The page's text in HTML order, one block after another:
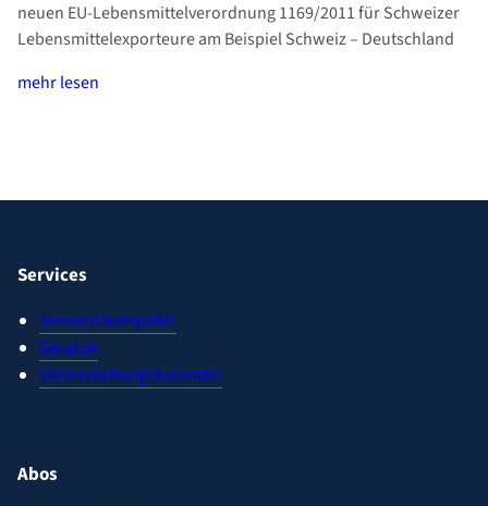
neuen EU-Lebensmittelverordnung 1169/2011 für Schweizer
Lebensmittelexporteure am Beispiel Schweiz – Deutschland
mehr lesen
Services
Steuern kompakt!
Gesetze
Veranstaltungskalender
Abos